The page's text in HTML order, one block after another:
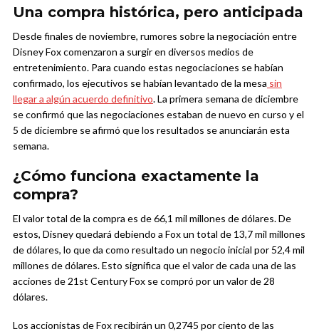
Una compra histórica, pero anticipada
Desde finales de noviembre, rumores sobre la negociación entre
Disney Fox comenzaron a surgir en diversos medios de
entretenimiento. Para cuando estas negociaciones se habían
confirmado, los ejecutivos se habían levantado de la mesa sin
llegar a algún acuerdo definitivo. La primera semana de diciembre
se confirmó que las negociaciones estaban de nuevo en curso y el
5 de diciembre se afirmó que los resultados se anunciarán esta
semana.
¿Cómo funciona exactamente la
compra?
El valor total de la compra es de 66,1 mil millones de dólares. De
estos, Disney quedará debiendo a Fox un total de 13,7 mil millones
de dólares, lo que da como resultado un negocio inicial por 52,4 mil
millones de dólares. Esto significa que el valor de cada una de las
acciones de 21st Century Fox se compró por un valor de 28
dólares.
Los accionistas de Fox recibirán un 0,2745 por ciento de las